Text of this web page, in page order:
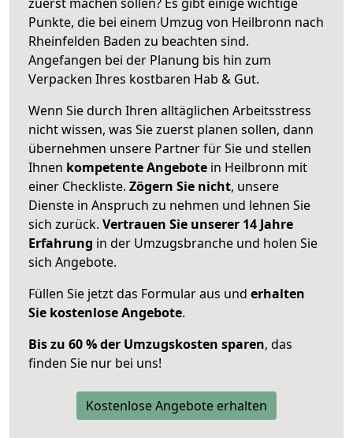
Punkte, die bei einem Umzug von Heilbronn nach
Rheinfelden Baden zu beachten sind.
Angefangen bei der Planung bis hin zum
Verpacken Ihres kostbaren Hab & Gut.
Wenn Sie durch Ihren alltäglichen Arbeitsstress
nicht wissen, was Sie zuerst planen sollen, dann
übernehmen unsere Partner für Sie und stellen
Ihnen kompetente Angebote in Heilbronn mit
einer Checkliste. Zögern Sie nicht, unsere
Dienste in Anspruch zu nehmen und lehnen Sie
sich zurück. Vertrauen Sie unserer 14 Jahre
Erfahrung in der Umzugsbranche und holen Sie
sich Angebote.
Füllen Sie jetzt das Formular aus und erhalten
Sie kostenlose Angebote.
Bis zu 60 % der Umzugskosten sparen, das
finden Sie nur bei uns!
Kostenlose Angebote erhalten